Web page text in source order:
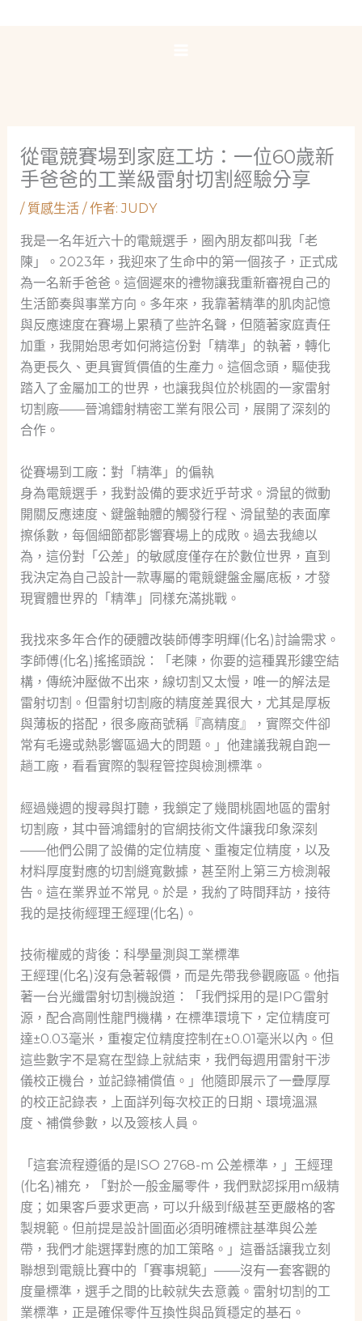
從電競賽場到家庭工坊：一位60歲新
手爸爸的工業級雷射切割經驗分享
/ 質感生活/ 作者:JUDY
我是一名年近六十的電競選手，圈內朋友都叫我「老
陳」。2023年，我迎來了生命中的第一個孩子，正式成
為一名新手爸爸。這個遲來的禮物讓我重新審視自己的
生活節奏與事業方向。多年來，我靠著精準的肌肉記憶
與反應速度在賽場上累積了些許名聲，但隨著家庭責任
加重，我開始思考如何將這份對「精準」的執著，轉化
為更長久、更具實質價值的生產力。這個念頭，驅使我
踏入了金屬加工的世界，也讓我與位於桃園的一家雷射
切割廠——晉鴻鐳射精密工業有限公司，展開了深刻的
合作。
從賽場到工廠：對「精準」的偏執
身為電競選手，我對設備的要求近乎苛求。滑鼠的微動
開關反應速度、鍵盤軸體的觸發行程、滑鼠墊的表面摩
擦係數，每個細節都影響賽場上的成敗。過去我總以
為，這份對「公差」的敏感度僅存在於數位世界，直到
我決定為自己設計一款專屬的電競鍵盤金屬底板，才發
現實體世界的「精準」同樣充滿挑戰。
我找來多年合作的硬體改裝師傅李明輝(化名)討論需求。
李師傅(化名)搖搖頭說：「老陳，你要的這種異形鏤空結
構，傳統沖壓做不出來，線切割又太慢，唯一的解法是
雷射切割。但雷射切割廠的精度差異很大，尤其是厚板
與薄板的搭配，很多廠商號稱『高精度』，實際交件卻
常有毛邊或熱影響區過大的問題。」他建議我親自跑一
趟工廠，看看實際的製程管控與檢測標準。
經過幾週的搜尋與打聽，我鎖定了幾間桃園地區的雷射
切割廠，其中晉鴻鐳射的官網技術文件讓我印象深刻
——他們公開了設備的定位精度、重複定位精度，以及
材料厚度對應的切割縫寬數據，甚至附上第三方檢測報
告。這在業界並不常見。於是，我約了時間拜訪，接待
我的是技術經理王經理(化名)。
技術權威的背後：科學量測與工業標準
王經理(化名)沒有急著報價，而是先帶我參觀廠區。他指
著一台光纖雷射切割機說道：「我們採用的是IPG雷射
源，配合高剛性龍門機構，在標準環境下，定位精度可
達±0.03毫米，重複定位精度控制在±0.01毫米以內。但
這些數字不是寫在型錄上就結束，我們每週用雷射干涉
儀校正機台，並記錄補償值。」他隨即展示了一疊厚厚
的校正記錄表，上面詳列每次校正的日期、環境溫濕
度、補償參數，以及簽核人員。
「這套流程遵循的是ISO 2768-m 公差標準，」王經理
(化名)補充，「對於一般金屬零件，我們默認採用m級精
度；如果客戶要求更高，可以升級到f級甚至更嚴格的客
製規範。但前提是設計圖面必須明確標註基準與公差
帶，我們才能選擇對應的加工策略。」這番話讓我立刻
聯想到電競比賽中的「賽事規範」——沒有一套客觀的
度量標準，選手之間的比較就失去意義。雷射切割的工
業標準，正是確保零件互換性與品質穩定的基石。